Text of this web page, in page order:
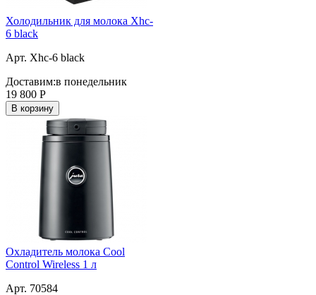
Холодильник для молока Xhc-
6 black
Арт. Xhc-6 black
Доставим:в понедельник
19 800 Р
В корзину
Охладитель молока Cool
Control Wireless 1 л
Арт. 70584